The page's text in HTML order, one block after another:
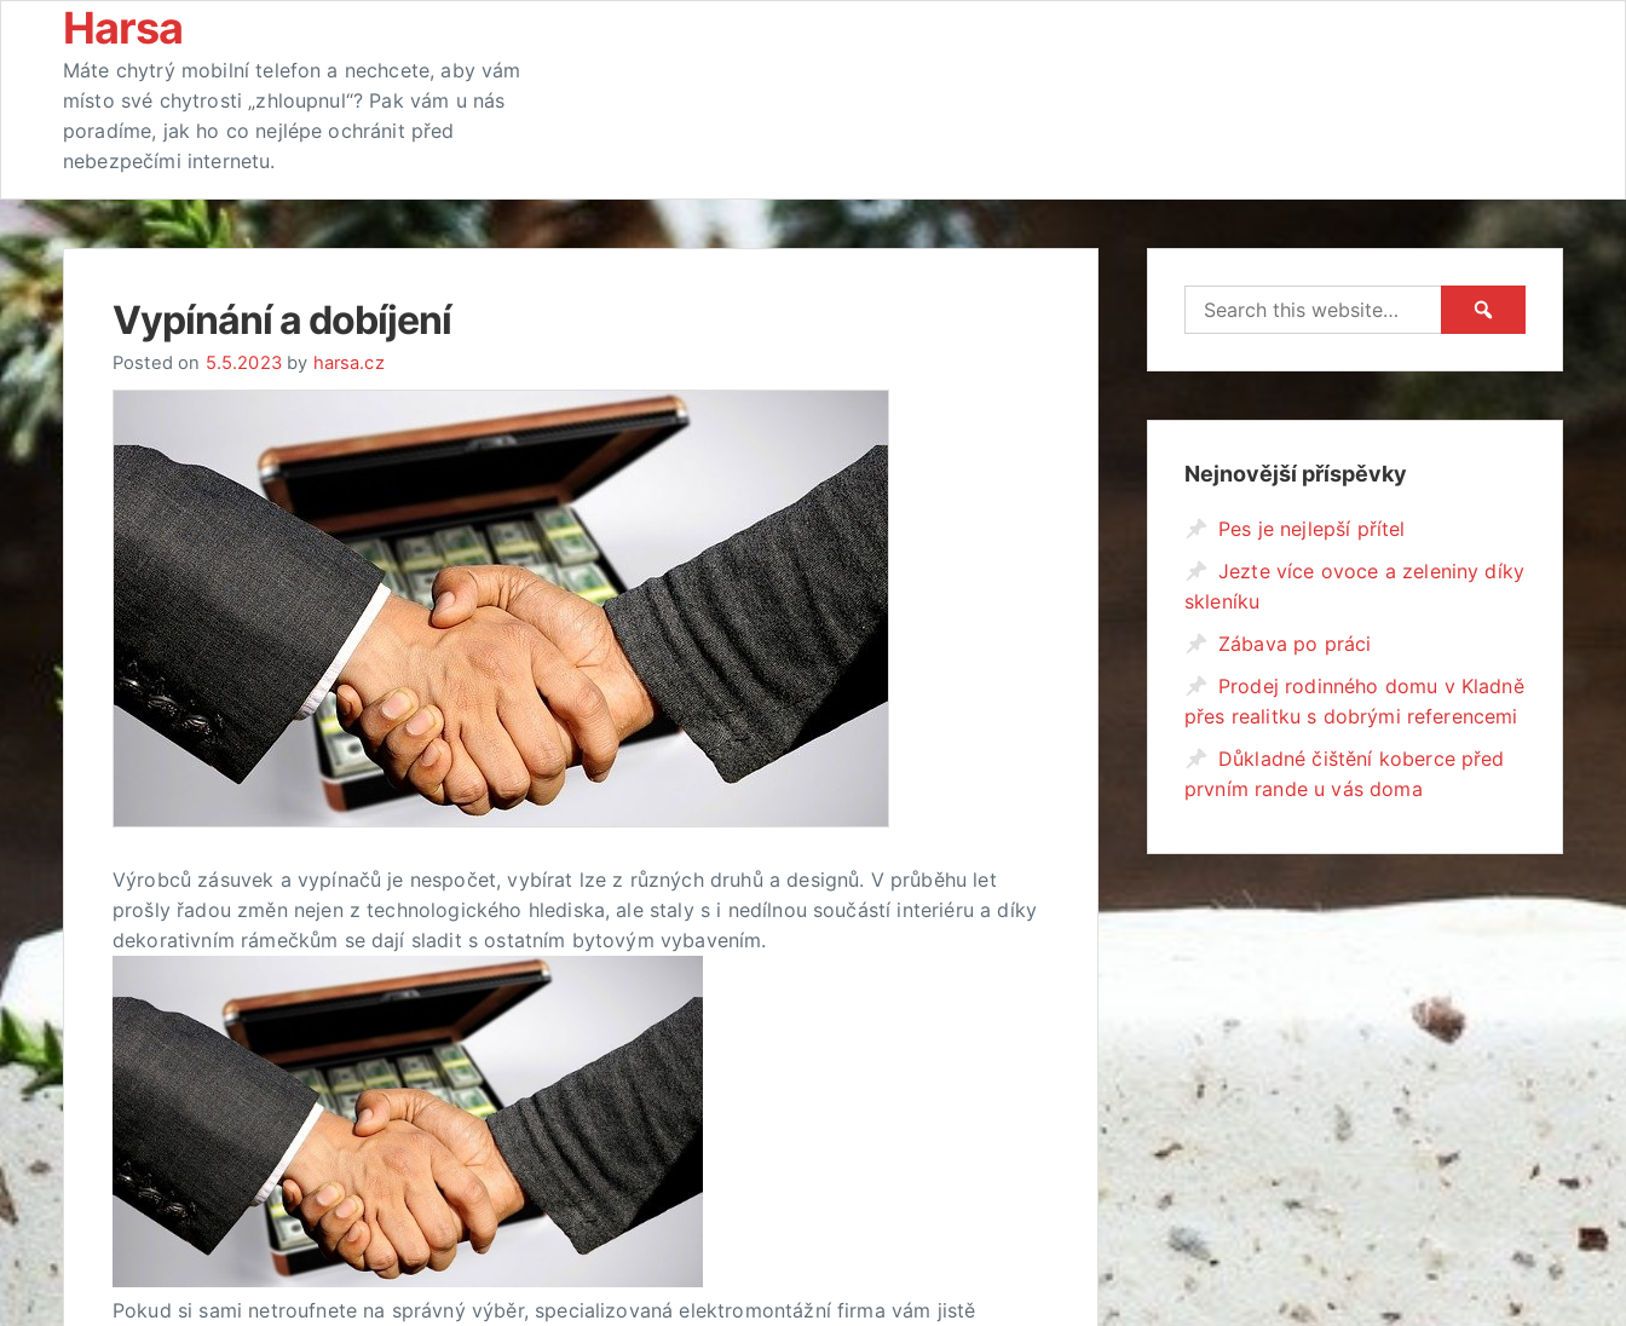
content
Harsa
Máte chytrý mobilní telefon a nechcete, aby vám
místo své chytrosti „zhloupnul“? Pak vám u nás
poradíme, jak ho co nejlépe ochránit před
nebezpečími internetu.
Vypínání a dobíjení
Posted on 5.5.2023by harsa.cz
Výrobců zásuvek a vypínačů je nespočet, vybírat lze z různých druhů a designů. V průběhu let
prošly řadou změn nejen z technologického hlediska, ale staly s i nedílnou součástí interiéru a díky
dekorativním rámečkům se dají sladit s ostatním bytovým vybavením.
Pokud si sami netroufnete na správný výběr, specializovaná elektromontážní firma vám jistě
Nejnovější příspěvky
Pes je nejlepší přítel
Jezte více ovoce a zeleniny díky
skleníku
Zábava po práci
Prodej rodinného domu v Kladně
přes realitku s dobrými referencemi
Důkladné čištění koberce před
prvním rande u vás doma